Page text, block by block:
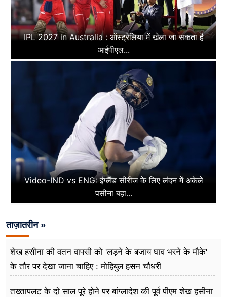
IPL 2027 in Australia : ऑस्ट्रेलिया में खेला जा सकता है
आईपीएल...
Video-IND vs ENG: इंग्लैंड सीरीज के लिए लंदन में अकेले
पसीना बहा...
ताज़ातरीन »
शेख हसीना की वतन वापसी को 'लड़ने के बजाय घाव भरने के मौके'
के तौर पर देखा जाना चाहिए : मोहिबुल हसन चौधरी
तख्तापलट के दो साल पूरे होने पर बांग्लादेश की पूर्व पीएम शेख हसीना